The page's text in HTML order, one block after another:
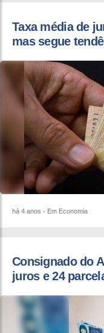
Taxa média de
mas segue
há 4 anos - Em Economia
Consignado do
juros e 24